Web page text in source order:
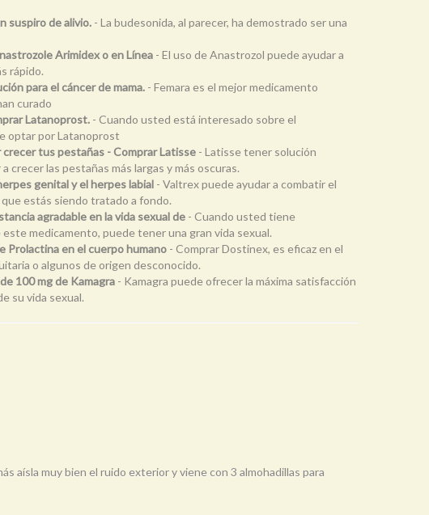
suspiro de alivio. - La budesonida, al parecer, ha demostrado ser una
Arimidex o en Línea - El uso de Anastrozol puede ayudar a
rápido.
para el cáncer de mama. - Femara es el mejor medicamento
curado
Latanoprost. - Cuando usted está interesado sobre el
optar por Latanoprost
tus pestañas - Comprar Latisse - Latisse tener solución
las pestañas más largas y más oscuras.
genital y el herpes labial - Valtrex puede ayudar a combatir el
estás siendo tratado a fondo.
agradable en la vida sexual de - Cuando usted tiene
medicamento, puede tener una gran vida sexual.
Prolactina en el cuerpo humano - Comprar Dostinex, es eficaz en el
o algunos de origen desconocido.
100 mg de Kamagra - Kamagra puede ofrecer la máxima satisfacción
su vida sexual.
aísla muy bien el ruido exterior y viene con 3 almohadillas para